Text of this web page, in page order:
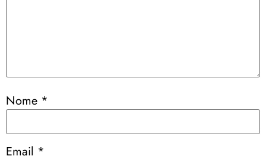
Nome *
Email *